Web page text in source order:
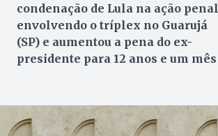
condenação de Lula na ação penal
envolvendo o tríplex no Guarujá
(SP) e aumentou a pena do ex-
presidente para 12 anos e um mês